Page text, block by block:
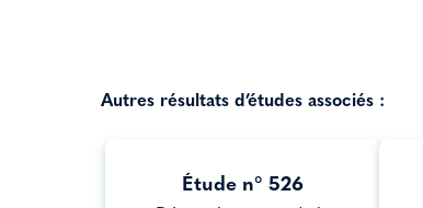
Autres résultats d’études associés :
Étude n° 526